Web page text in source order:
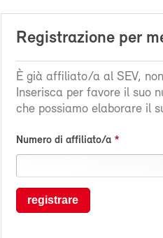
Registrazione per
È già affiliato/a al SEV,
Inserisca per favore il suo
che possiamo elaborare il
Numero di affiliato/a
registrare